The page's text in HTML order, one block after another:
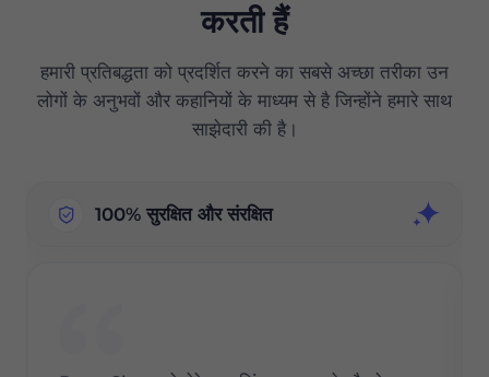
करती हैं
हमारी प्रतिबद्धता को प्रदर्शित करने का सबसे अच्छा तरीका उन
लोगों के अनुभवों और कहानियों के माध्यम से है जिन्होंने हमारे साथ
साझेदारी की है।
100% सुरक्षित और संरक्षित